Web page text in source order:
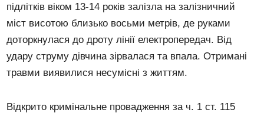
підлітків віком 13-14 років залізла на залізничний
міст висотою близько восьми метрів, де руками
доторкнулася до дроту лінії електропередач. Від
удару струму дівчина зірвалася та впала. Отримані
травми виявилися несумісні з життям.
Відкрито кримінальне провадження за ч. 1 ст. 115